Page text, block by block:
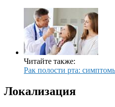
Читайте также:
Рак полости рта:
Локализация